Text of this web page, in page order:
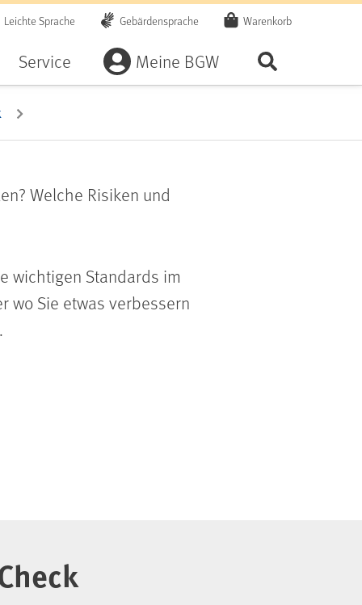
Leichte Sprache Gebärdensprache Warenkorb
Service Meine BGW
Welche Risiken und
wichtigen Standards im
wo Sie etwas verbessern